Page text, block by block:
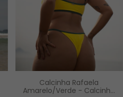
Calcinha Rafaela
Amarelo/Verde - Calcinha